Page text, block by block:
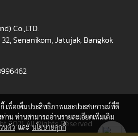
Co.,LTD.
Senanikom, Jatujak, Bangkok
2021 All Rights Reserved.
กี้ เพื่อเพิ่มประสิทธิภาพและประสบการณ์ที่ดี
ท่าน ท่านสามารถอ่านรายละเอียดเพิ่มเติม
นตัวและนโยบายคุกกี้